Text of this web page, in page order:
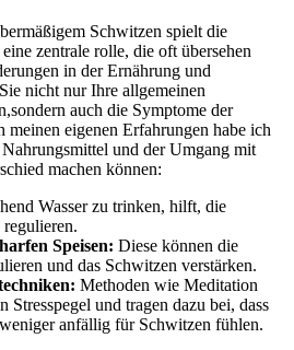
Schwitzen spielt die
zentrale ‍rolle,​ die ‍oft übersehen
in der Ernährung und⁢
nicht nur Ihre allgemeinen
auch die Symptome der
eigenen Erfahrungen habe ich
Nahrungsmittel und der Umgang ‌mit⁤
machen können:
Wasser zu trinken, hilft, die
Speisen: Diese können die
und das⁤ Schwitzen verstärken.
Methoden wie Meditation
Stresspegel und tragen dazu bei,‍ dass
anfällig‌ für Schwitzen fühlen.